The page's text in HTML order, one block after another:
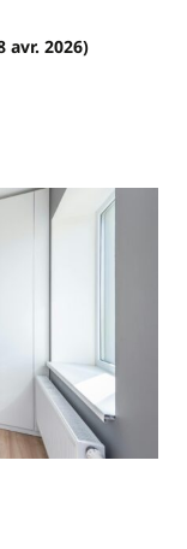
avr. 2026)